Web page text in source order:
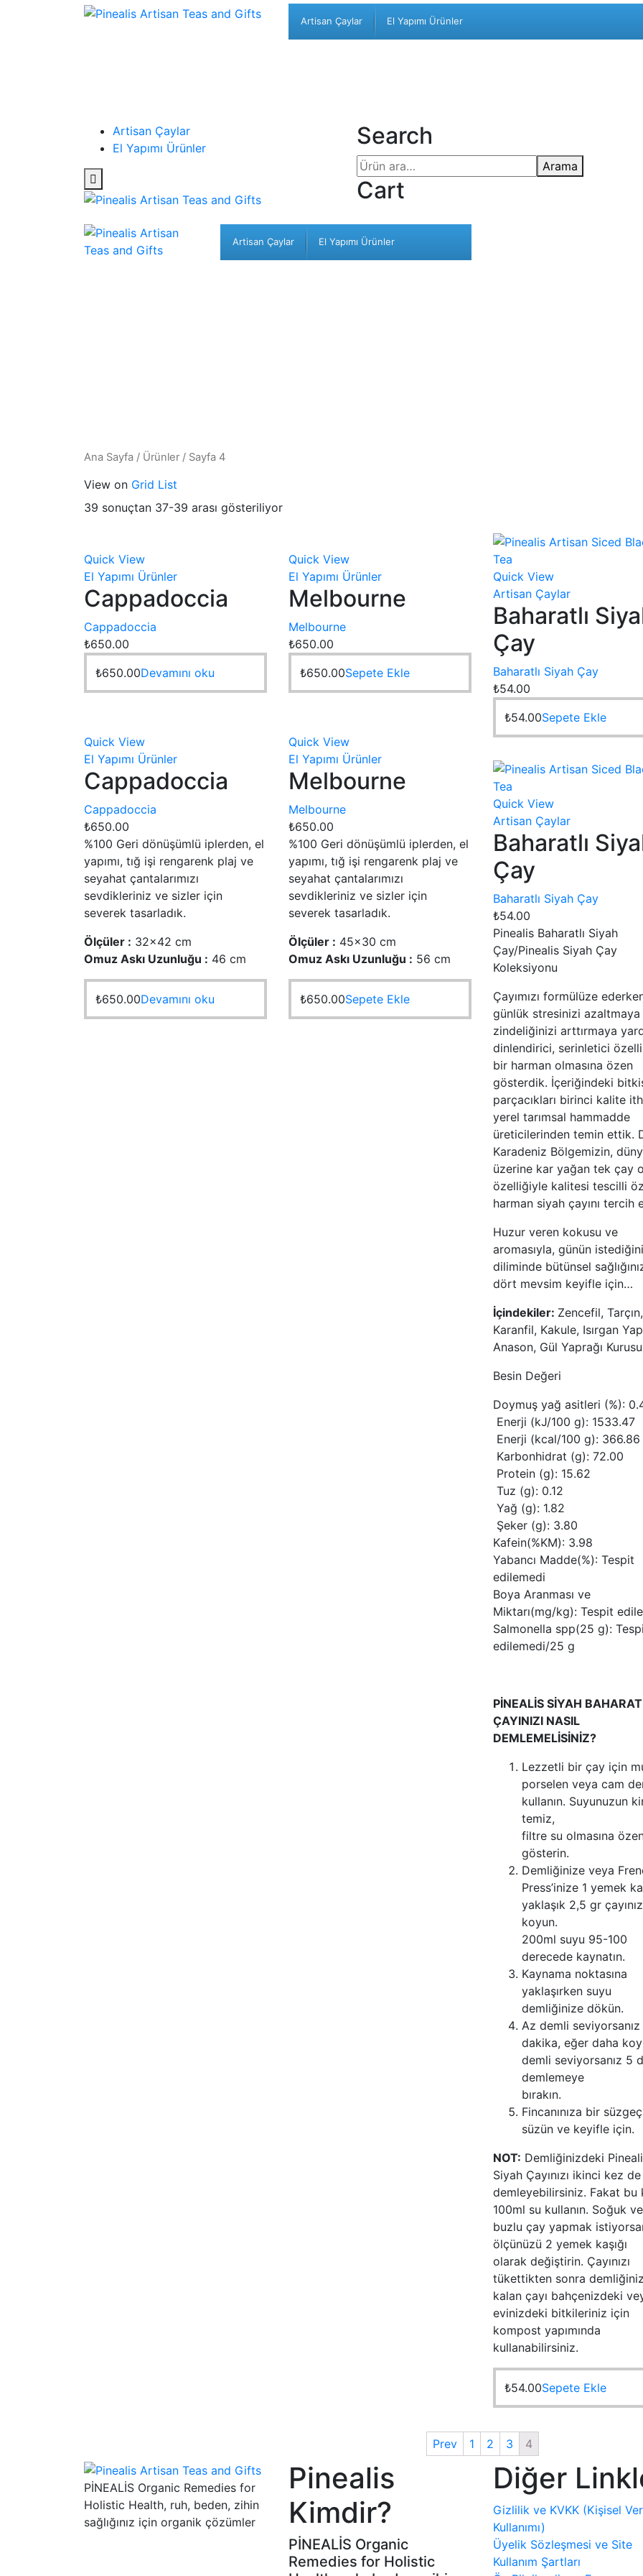
Artisan Çaylar El Yapımı Ürünler
Artisan Çaylar
El Yapımı Ürünler
Search
Arama
Cart
Artisan Çaylar El Yapımı Ürünler
Ana Sayfa / Ürünler / Sayfa 4
View on Grid List
39 sonuçtan 37-39 arası gösteriliyor
Quick View
El Yapımı Ürünler
Cappadoccia
Cappadoccia
₺650.00
₺650.00Devamını oku
Quick View
El Yapımı Ürünler
Cappadoccia
Cappadoccia
₺650.00
%100 Geri dönüşümlü iplerden, el
yapımı, tığ işi rengarenk plaj ve
seyahat çantalarımızı
sevdikleriniz ve sizler için
severek tasarladık.
Ölçüler : 32×42 cm
Omuz Askı Uzunluğu : 46 cm
₺650.00Devamını oku
Quick View
El Yapımı Ürünler
Melbourne
Melbourne
₺650.00
₺650.00Sepete Ekle
Quick View
El Yapımı Ürünler
Melbourne
Melbourne
₺650.00
%100 Geri dönüşümlü iplerden, el
yapımı, tığ işi rengarenk plaj ve
seyahat çantalarımızı
sevdikleriniz ve sizler için
severek tasarladık.
Ölçüler : 45×30 cm
Omuz Askı Uzunluğu : 56 cm
₺650.00Sepete Ekle
Quick View
Artisan Çaylar
Baharatlı
Çay
Baharatlı Siyah Çay
₺54.00
₺54.00Sepete Ekle
Quick View
Artisan Çaylar
Baharatlı
Çay
Baharatlı Siyah Çay
₺54.00
Pinealis Baharatlı Siyah
Çay/Pinealis Siyah Çay
Koleksiyonu
Çayımızı formülüze
günlük stresinizi azaltmaya
zindeliğinizi arttırmaya
dinlendirici, serinletici
bir harman olmasına özen
gösterdik. İçeriğindeki
parçacıkları birinci kalite
yerel tarımsal hammadde
üreticilerinden temin ettik.
Karadeniz Bölgemizin,
üzerine kar yağan tek çay
özelliğiyle kalitesi tescilli
harman siyah çayını tercih
Huzur veren kokusu ve
aromasıyla, günün
diliminde bütünsel
dört mevsim keyifle için…
İçindekiler: Zencefil, Tarçın,
Karanfil, Kakule, Isırgan
Anason, Gül Yaprağı
Besin Değeri
Doymuş yağ asitleri (%):
Enerji (kJ/100 g): 1533.47
Enerji (kcal/100 g): 366.86
Karbonhidrat (g): 72.00
Protein (g): 15.62
Tuz (g): 0.12
Yağ (g): 1.82
Şeker (g): 3.80
Kafein(%KM): 3.98
Yabancı Madde(%): Tespit
edilemedi
Boya Aranması ve
Miktarı(mg/kg): Tespit
Salmonella spp(25 g):
edilemedi/25 g
PİNEALİS SİYAH
ÇAYINIZI NASIL
DEMLEMELİSİNİZ?
Lezzetli bir çay için
porselen veya cam
kullanın. Suyunuzun
temiz,
filtre su olmasına
gösterin.
Demliğinize veya
Press’inize 1 yemek
yaklaşık 2,5 gr
koyun.
200ml suyu 95-100
derecede kaynatın.
Kaynama noktasına
yaklaşırken suyu
demliğinize dökün.
Az demli
dakika, eğer daha
demli seviyorsanız 5
demlemeye
bırakın.
Fincanınıza bir
süzün ve keyifle için.
NOT: Demliğinizdeki
Siyah Çayınızı ikinci kez de
demleyebilirsiniz. Fakat bu
100ml su kullanın. Soğuk
buzlu çay yapmak
ölçünüzü 2 yemek kaşığı
olarak değiştirin. Çayınızı
tükettikten sonra
kalan çayı bahçenizdeki
evinizdeki bitkileriniz için
kompost yapımında
kullanabilirsiniz.
₺54.00Sepete Ekle
Prev 1 2 3 4
PİNEALİS Organic Remedies for
Holistic Health, ruh, beden, zihin
sağlığınız için organik çözümler
Pinealis
Kimdir?
PİNEALİS Organic
Remedies for Holistic
Diğer
Gizlilik ve KVKK (Kişisel
Kullanımı)
Üyelik Sözleşmesi ve Site
Kullanım Şartları